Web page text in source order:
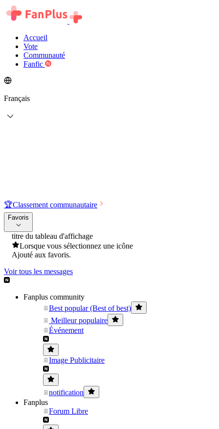
Accueil
Vote
Communauté
Fanfic
Français
🏆Classement communautaire
Favoris
titre du tableau d'affichage
Lorsque vous sélectionnez une icône
Ajouté aux favoris.
Voir tous les messages
Fanplus community
Best popular (Best of best)
Meilleur populaire
Événement
Image Publicitaire
notification
Fanplus
Forum Libre